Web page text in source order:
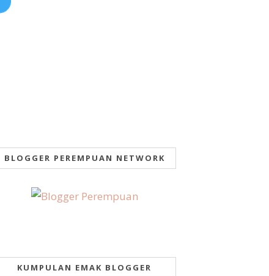
BLOGGER PEREMPUAN NETWORK
KUMPULAN EMAK BLOGGER